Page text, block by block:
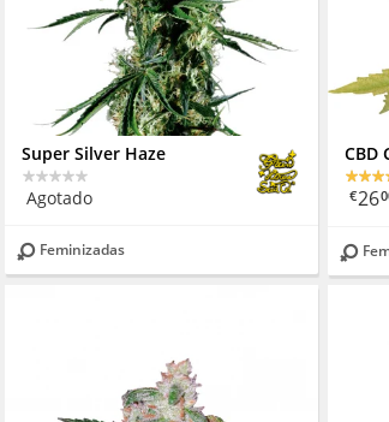
Super Silver Haze
Agotado
Feminizadas
CBD
€26